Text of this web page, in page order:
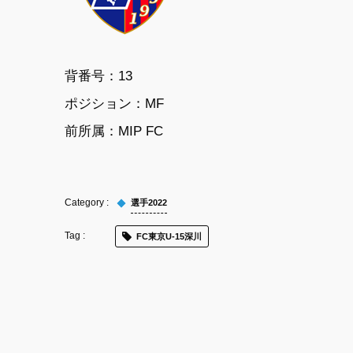
背番号：13
ポジション：MF
前所属： MIP FC
選手2022
FC東京U-15深川